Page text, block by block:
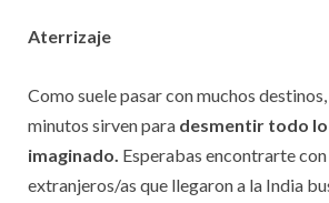
Aterrizaje
Como suele pasar con muchos
minutos sirven para desmentir todo
imaginado. Esperabas encontrarte
extranjeros/as que llegaron a la India